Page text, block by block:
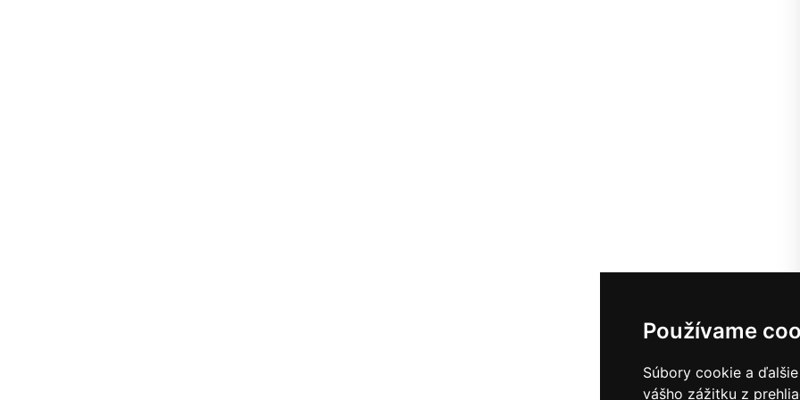
Používame
Súbory cookie a
vášho zážitku z